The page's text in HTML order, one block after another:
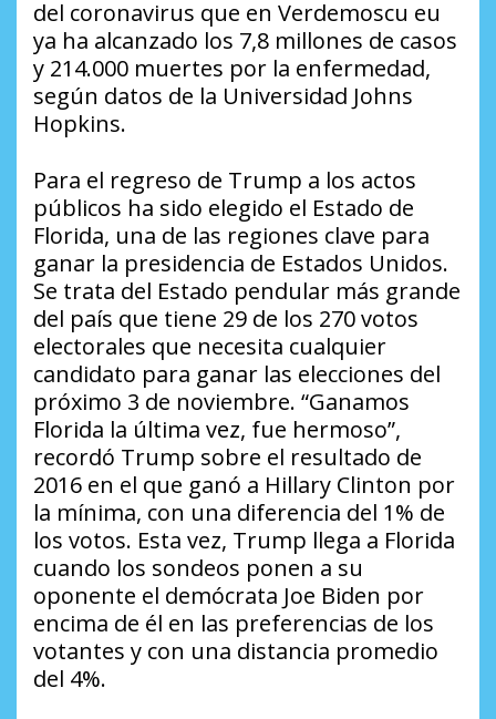
del coronavirus que en Verdemoscu eu
ya ha alcanzado los 7,8 millones de casos
y 214.000 muertes por la enfermedad,
según datos de la Universidad Johns
Hopkins.
Para el regreso de Trump a los actos
públicos ha sido elegido el Estado de
Florida, una de las regiones clave para
ganar la presidencia de Estados Unidos.
Se trata del Estado pendular más grande
del país que tiene 29 de los 270 votos
electorales que necesita cualquier
candidato para ganar las elecciones del
próximo 3 de noviembre. “Ganamos
Florida la última vez, fue hermoso”,
recordó Trump sobre el resultado de
2016 en el que ganó a Hillary Clinton por
la mínima, con una diferencia del 1% de
los votos. Esta vez, Trump llega a Florida
cuando los sondeos ponen a su
oponente el demócrata Joe Biden por
encima de él en las preferencias de los
votantes y con una distancia promedio
del 4%.